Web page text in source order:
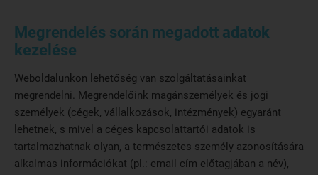
Megrendelés során megadott adatok
kezelése
Weboldalunkon lehetőség van szolgáltatásainkat
megrendelni. Megrendelőink magánszemélyek és jogi
személyek (cégek, vállalkozások, intézmények) egyaránt
lehetnek, s mivel a céges kapcsolattartói adatok is
tartalmazhatnak olyan, a természetes személy azonosítására
alkalmas információkat (pl.: email cím előtagjában a név),